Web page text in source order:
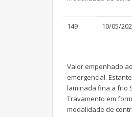
149 10/05/
Valor empenhado
emergencial.
laminada fina a frio
Travamento em
modalidade de